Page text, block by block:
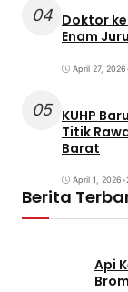
04 Doktor
Enam
April 27, 2026
05 KUHP
Titik
Barat
April 1, 2026•
Berita
Api